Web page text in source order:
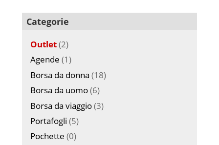
Categorie
Outlet(2)
Agende (1)
Borsa da donna (18)
Borsa da uomo(6)
Borsa da viaggio(3)
Portafogli (5)
Pochette (0)